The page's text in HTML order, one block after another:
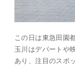
この日は東急田園
玉川はデパートや
あり、注目のスポ